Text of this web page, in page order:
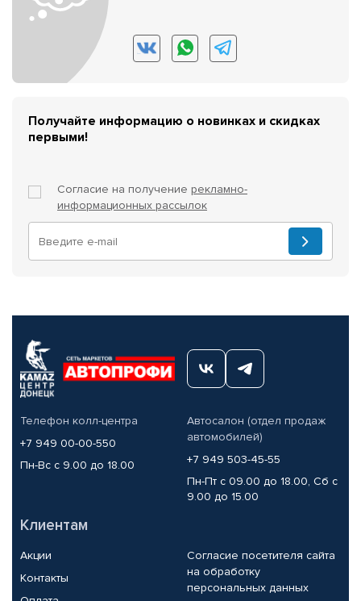
Получайте информацию о новинках и скидках
первыми!
Согласие на получение рекламно-
информационных рассылок
Телефон колл-центра
+7 949 00-00-550
Пн-Вс с 9.00 до 18.00
Автосалон (отдел продаж
автомобилей)
+7 949 503-45-55
Пн-Пт с 09.00 до 18.00, Сб с
9.00 до 15.00
Клиентам
Акции
Контакты
Согласие посетителя сайта
на обработку
персональных данных